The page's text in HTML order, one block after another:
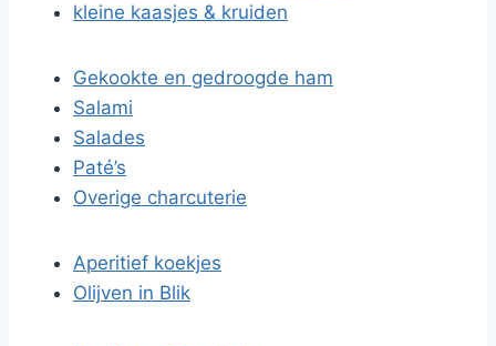
kleine kaasjes & kruiden
Gekookte en gedroogde ham
Salami
Salades
Paté’s
Overige charcuterie
Aperitief koekjes
Olijven in Blik